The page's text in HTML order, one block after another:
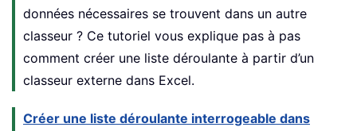
données nécessaires se trouvent dans un autre
classeur ? Ce tutoriel vous explique pas à pas
comment créer une liste déroulante à partir d’un
classeur externe dans Excel.
Créer une liste déroulante interrogeable dans